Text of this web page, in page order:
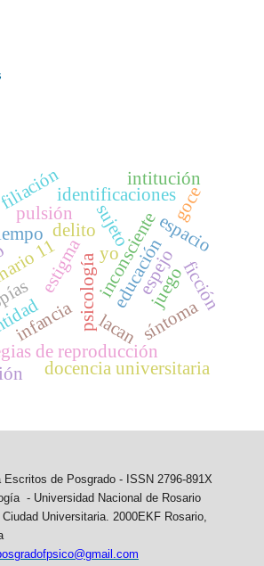
delito
estigma
de reproducción
inconsciente
lacan
11 psicologíaeducación
docencia universitaria
yo
sujeto
identificaciones
espejo
juego
espacio
infancia
ficción
síntoma
pulsión
intitución
goce
Escritos de Posgrado - ISSN 2796-891X
- Universidad Nacional de Rosario
Universitaria. 2000EKF Rosario,